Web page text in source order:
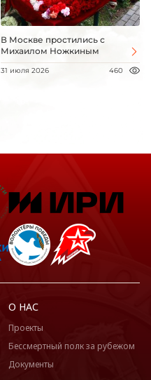
В Москве простились с
Михаилом Ножкиным
31 июля 2026 460
О НАС
Проекты
Бессмертный полк за рубежом
Документы